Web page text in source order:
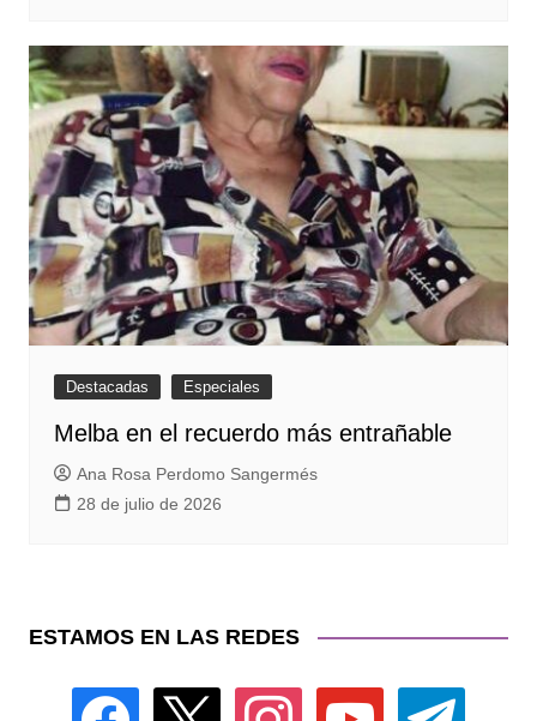
Destacadas Especiales
Melba en el recuerdo más entrañable
Ana Rosa Perdomo Sangermés
28 de julio de 2026
ESTAMOS EN LAS REDES
facebook instagram youtube telegram